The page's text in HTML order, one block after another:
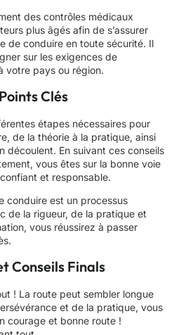
des contrôles médicaux
plus âgés afin de s’assurer
de conduire en toute sécurité. Il
sur les exigences de
votre pays ou région.
Clés
étapes nécessaires pour
de la théorie à la pratique, ainsi
découlent. En suivant ces conseils
vous êtes sur la bonne voie
et responsable.
conduire est un processus
de la rigueur, de la pratique et
vous réussirez à passer
Conseils Finals
! La route peut sembler longue
et de la pratique, vous
courage et bonne route !